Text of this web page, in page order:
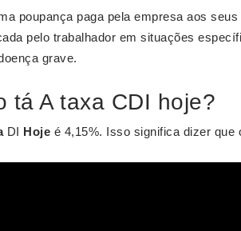
poupança paga pela empresa aos
pelo trabalhador em situações
grave.
tá A taxa CDI hoje?
DI Hoje é 4,15%. Isso significa dizer que